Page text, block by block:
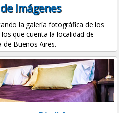
Imágenes
la galería fotográfica de los
que cuenta la localidad de
de Buenos Aires.